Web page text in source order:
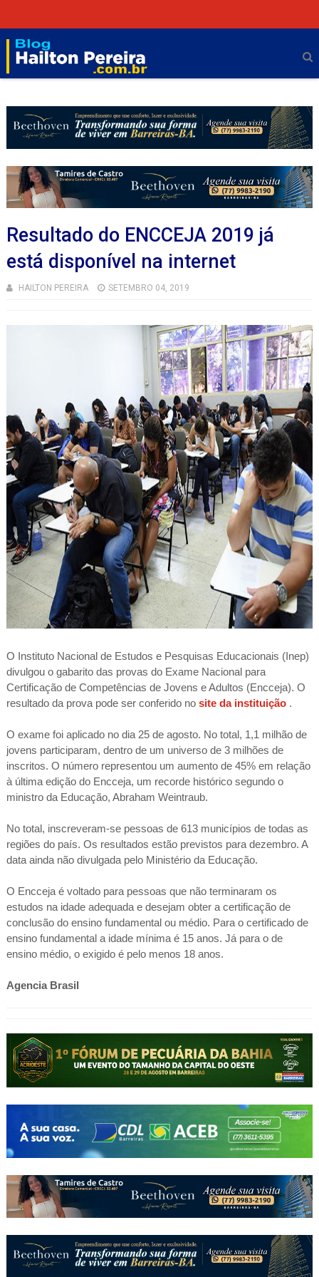
Resultado do ENCCEJA 2019 já
está disponível na internet
HAILTON PEREIRA SETEMBRO 04, 2019
O Instituto Nacional de Estudos e Pesquisas Educacionais (Inep)
divulgou o gabarito das provas do Exame Nacional para
Certificação de Competências de Jovens e Adultos (Encceja). O
resultado da prova pode ser conferido no site da instituição.
O exame foi aplicado no dia 25 de agosto. No total, 1,1 milhão de
jovens participaram, dentro de um universo de 3 milhões de
inscritos. O número representou um aumento de 45% em relação
à última edição do Encceja, um recorde histórico segundo o
ministro da Educação, Abraham Weintraub.
No total, inscreveram-se pessoas de 613 municípios de todas as
regiões do país. Os resultados estão previstos para dezembro. A
data ainda não divulgada pelo Ministério da Educação.
O Encceja é voltado para pessoas que não terminaram os
estudos na idade adequada e desejam obter a certificação de
conclusão do ensino fundamental ou médio. Para o certificado de
ensino fundamental a idade mínima é 15 anos. Já para o de
ensino médio, o exigido é pelo menos 18 anos.
Agencia Brasil